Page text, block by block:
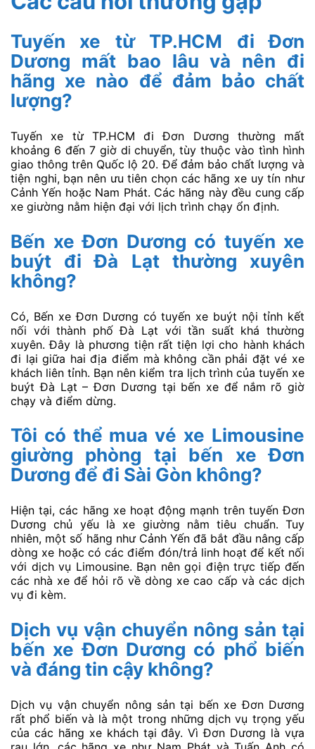
Tuyến xe từ TP.HCM đi Đơn
Dương mất bao lâu và nên đi
hãng xe nào để đảm bảo chất
lượng?
Tuyến xe từ TP.HCM đi Đơn Dương thường mất
khoảng 6 đến 7 giờ di chuyển, tùy thuộc vào tình hình
giao thông trên Quốc lộ 20. Để đảm bảo chất lượng và
tiện nghi, bạn nên ưu tiên chọn các hãng xe uy tín như
Cảnh Yến hoặc Nam Phát. Các hãng này đều cung cấp
xe giường nằm hiện đại với lịch trình chạy ổn định.
Bến xe Đơn Dương có tuyến xe
buýt đi Đà Lạt thường xuyên
không?
Có, Bến xe Đơn Dương có tuyến xe buýt nội tỉnh kết
nối với thành phố Đà Lạt với tần suất khá thường
xuyên. Đây là phương tiện rất tiện lợi cho hành khách
đi lại giữa hai địa điểm mà không cần phải đặt vé xe
khách liên tỉnh. Bạn nên kiểm tra lịch trình của tuyến xe
buýt Đà Lạt – Đơn Dương tại bến xe để nắm rõ giờ
chạy và điểm dừng.
Tôi có thể mua vé xe Limousine
giường phòng tại bến xe Đơn
Dương để đi Sài Gòn không?
Hiện tại, các hãng xe hoạt động mạnh trên tuyến Đơn
Dương chủ yếu là xe giường nằm tiêu chuẩn. Tuy
nhiên, một số hãng như Cảnh Yến đã bắt đầu nâng cấp
dòng xe hoặc có các điểm đón/trả linh hoạt để kết nối
với dịch vụ Limousine. Bạn nên gọi điện trực tiếp đến
các nhà xe để hỏi rõ về dòng xe cao cấp và các dịch
vụ đi kèm.
Dịch vụ vận chuyển nông sản tại
bến xe Đơn Dương có phổ biến
và đáng tin cậy không?
Dịch vụ vận chuyển nông sản tại bến xe Đơn Dương
rất phổ biến và là một trong những dịch vụ trọng yếu
của các hãng xe khách tại đây. Vì Đơn Dương là vựa